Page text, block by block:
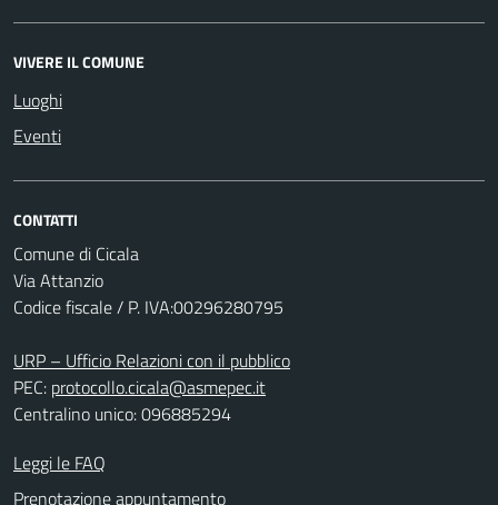
VIVERE IL COMUNE
Luoghi
Eventi
CONTATTI
Comune di Cicala
Via Attanzio
Codice fiscale / P. IVA:00296280795
URP – Ufficio Relazioni con il pubblico
PEC: protocollo.cicala@asmepec.it
Centralino unico: 096885294
Leggi le FAQ
Prenotazione appuntamento